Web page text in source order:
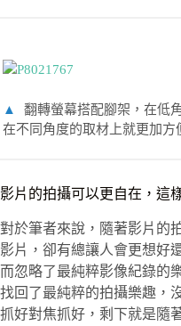
▲
翻轉螢幕搭配腳架，在低
在不同角度的取材上就更加方
影片的拍攝可以更自在，這
對於筆者來說，隨著影片的
影片，卻有總讓人會更想好
而忽略了最純粹影像紀錄的
找回了最純粹的拍攝樂趣，
抓好對焦抓好，剩下就是隨